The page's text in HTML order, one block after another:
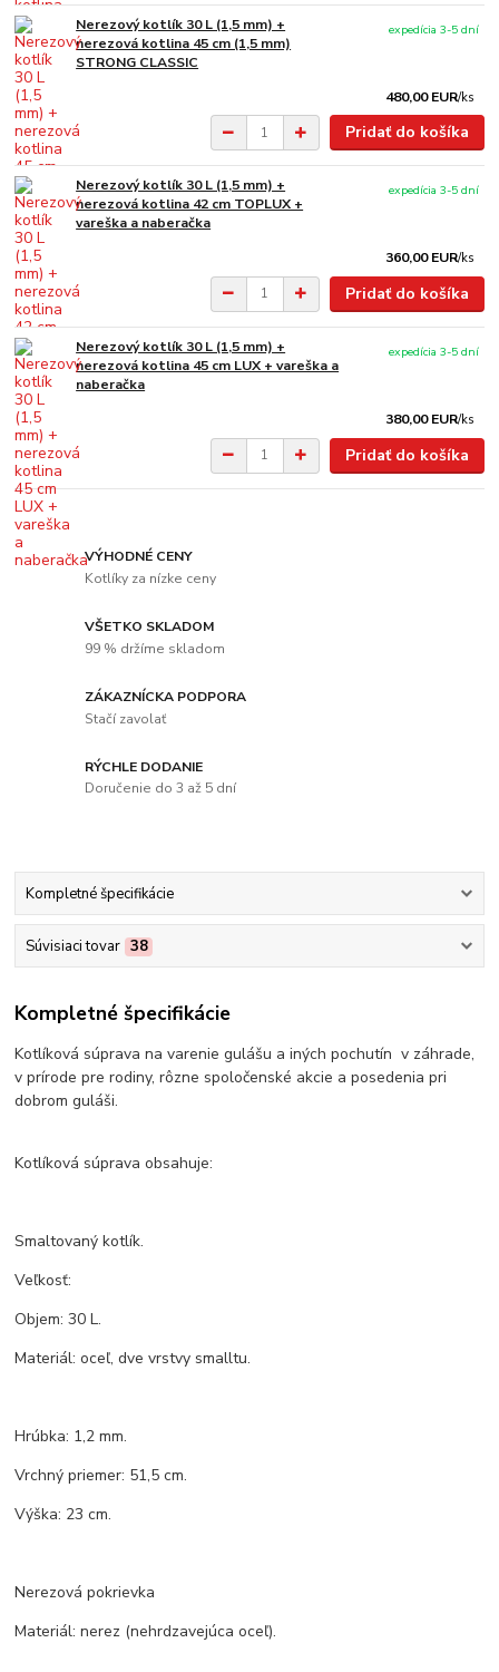
Nerezový kotlík 30 L (1,5 mm) +
nerezová kotlina 45 cm (1,5 mm)
STRONG CLASSIC
480,00 EUR/ks
expedícia 3-5 dní
Pridať do košíka
Nerezový kotlík 30 L (1,5 mm) +
nerezová kotlina 42 cm TOPLUX +
vareška a naberačka
360,00 EUR/ks
expedícia 3-5 dní
Pridať do košíka
Nerezový kotlík 30 L (1,5 mm) +
nerezová kotlina 45 cm LUX + vareška a
naberačka
380,00 EUR/ks
expedícia 3-5 dní
Pridať do košíka
VÝHODNÉ CENY
Kotlíky za nízke ceny
VŠETKO SKLADOM
99 % držíme skladom
ZÁKAZNÍCKA PODPORA
Stačí zavolať
RÝCHLE DODANIE
Doručenie do 3 až 5 dní
Kompletné špecifikácie
Súvisiaci tovar 38
Kompletné špecifikácie
Kotlíková súprava na varenie gulášu a iných pochutín v záhrade,
v prírode pre rodiny, rôzne spoločenské akcie a posedenia pri
dobrom guláši.
Kotlíková súprava obsahuje:
Smaltovaný kotlík.
Veľkosť:
Objem: 30 L.
Materiál: oceľ, dve vrstvy smalltu.
Hrúbka: 1,2 mm.
Vrchný priemer: 51,5 cm.
Výška: 23 cm.
Nerezová pokrievka
Materiál: nerez (nehrdzavejúca oceľ).